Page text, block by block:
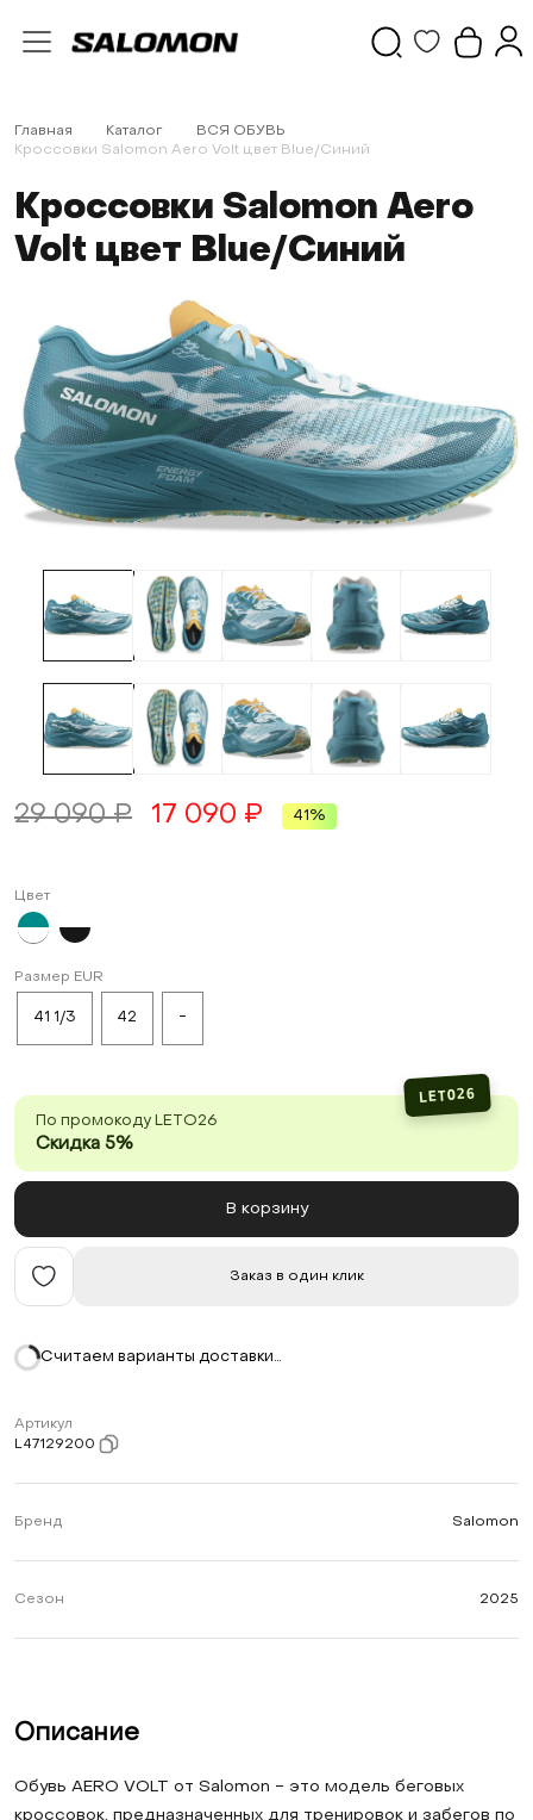
Главная Каталог
ВСЯ ОБУВЬ
Кроссовки Salomon Aero Volt цвет Blue/Синий
Кроссовки Salomon Aero
Volt цвет Blue/Синий
29 090 ₽ 17 090 ₽ 41%
Цвет
Размер EUR
41 1/3 42 -
LETO26
По промокоду LETO26
Скидка 5%
В корзину
Заказ в один клик
Считаем варианты доставки…
Артикул
L47129200
Бренд Salomon
Сезон 2025
Описание
Обувь AERO VOLT от Salomon - это модель беговых
кроссовок, предназначенных для тренировок и забегов по